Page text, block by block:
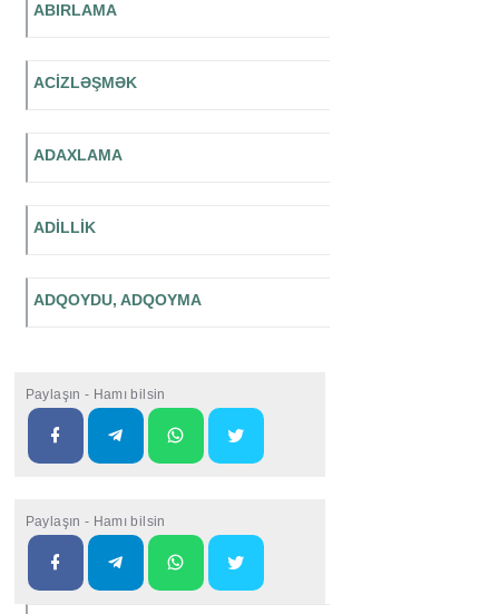
ABIRLAMA
ACİZLƏŞMƏK
ADAXLAMA
ADİLLİK
ADQOYDU, ADQOYMA
Paylaşın - Hamı bilsin
Paylaşın - Hamı bilsin